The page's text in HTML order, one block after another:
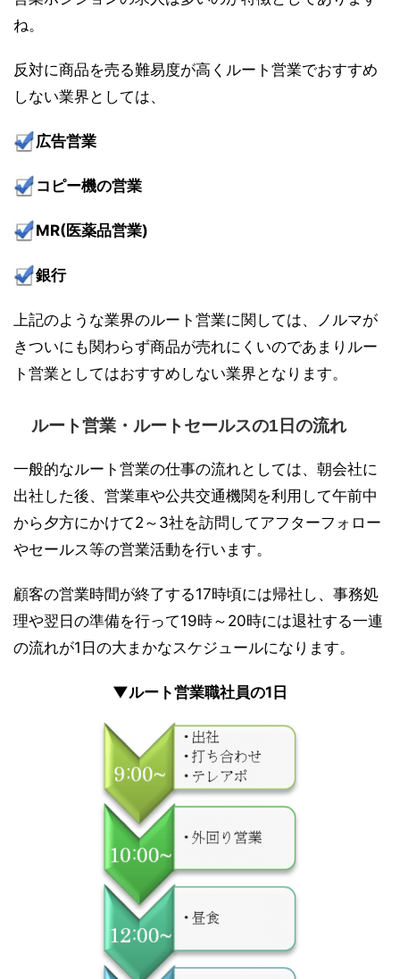
ね。
反対に商品を売る難易度が高くルート営業でおすすめ
しない業界としては、
広告営業
コピー機の営業
MR(医薬品営業)
銀行
上記のような業界のルート営業に関しては、ノルマが
きついにも関わらず商品が売れにくいのであまりルー
ト営業としてはおすすめしない業界となります。
ルート営業・ルートセールスの1日の流れ
一般的なルート営業の仕事の流れとしては、朝会社に
出社した後、営業車や公共交通機関を利用して午前中
から夕方にかけて2～3社を訪問してアフターフォロー
やセールス等の営業活動を行います。
顧客の営業時間が終了する17時頃には帰社し、事務処
理や翌日の準備を行って19時～20時には退社する一連
の流れが1日の大まかなスケジュールになります。
▼ルート営業職社員の1日